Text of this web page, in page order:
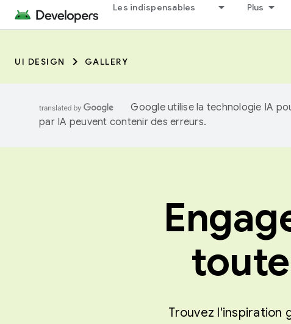
Les indispensables Plus
UI DESIGN GALLERY
Google utilise la technologie IA
par IA peuvent contenir des erreurs.
Trouvez l'inspiration